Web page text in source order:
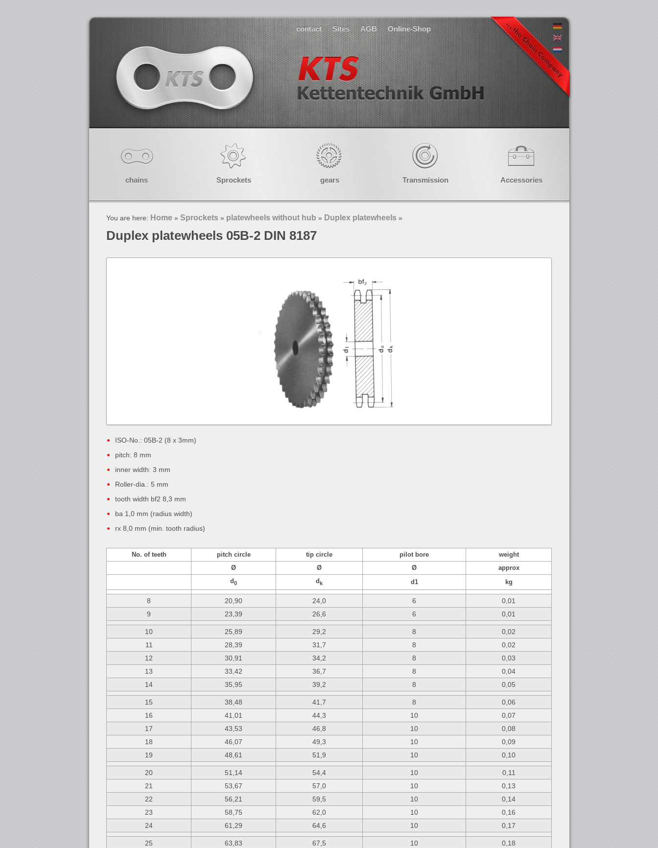
contact Sites AGB Online-Shop
chains Sprockets gears Transmission Accessories
You are here: Home » Sprockets » platewheels without hub » Duplex platewheels »
Duplex platewheels 05B-2 DIN 8187
ISO-No.: 05B-2 (8 x 3mm)
pitch: 8 mm
inner width: 3 mm
Roller-dia.: 5 mm
tooth width bf2 8,3 mm
ba 1,0 mm (radius width)
rx 8,0 mm (min. tooth radius)
No. of teeth pitch circle tip circle pilot bore
weight
Ø
Ø Ø
approx
d0 dk d1 kg
8 20,90 24,0 6
0,01
9
23,39 26,6 6 0,01
10 25,89 29,2 8
0,02
11
28,39 31,7 8
0,02
12
30,91 34,2 8
0,03
13
33,42 36,7 8
0,04
14
35,95 39,2 8 0,05
15 38,48 41,7 8
0,06
16
41,01 44,3 10
0,07
17
43,53 46,8 10
0,08
18
46,07 49,3 10
0,09
19
48,61 51,9 10 0,10
20 51,14 54,4 10
0,11
21
53,67 57,0 10
0,13
22
56,21 59,5 10
0,14
23
58,75 62,0 10
0,16
24
61,29 64,6 10 0,17
25 63,83 67,5 10
0,18